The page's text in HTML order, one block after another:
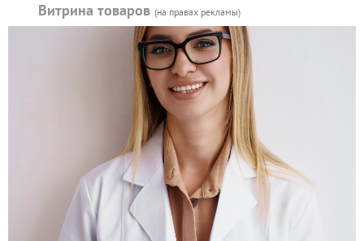
Витрина товаров (на правах рекламы)